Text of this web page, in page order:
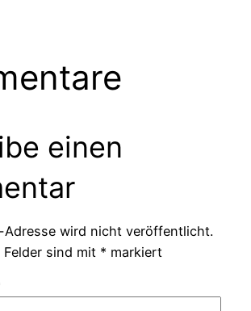
einen
Adresse wird nicht veröffentlicht.
sind mit * markiert